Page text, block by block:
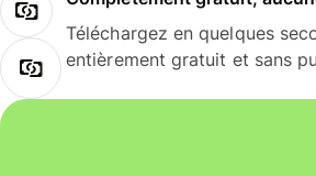
Téléchargez en quelques
entièrement gratuit et sans